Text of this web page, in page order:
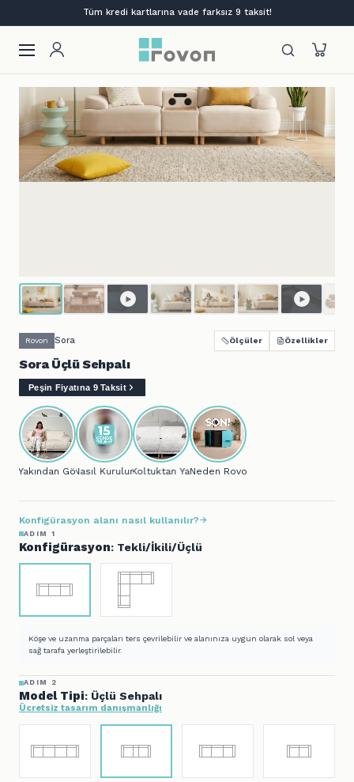
Lansmana özel %12 indirim + ilk siparişe %10
Rovon Sora Ölçüler Özellikler
Sora Üçlü Sehpalı
Peşin Fiyatına 9 Taksit
Yakından Gör...Nasıl Kurulur?Koltuktan Yatağa..Neden Rovon?
Konfigürasyon alanı nasıl kullanılır?
ADIM 1
Konfigürasyon: Tekli/İkili/Üçlü
Köşe ve uzanma parçaları ters çevrilebilir ve alanınıza uygun olarak sol veya
sağ tarafa yerleştirilebilir.
ADIM 2
Model Tipi: Üçlü Sehpalı
Ücretsiz tasarım danışmanlığı